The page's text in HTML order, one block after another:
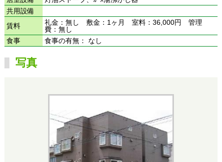
共用設備
賃料
礼金：無し 敷金：1ヶ月 室料：36,000円 管理
費：無し
食事
食事の有無： なし
写真